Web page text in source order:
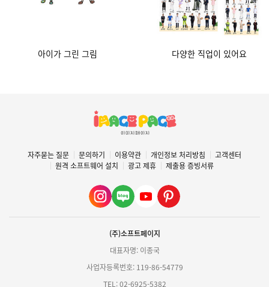
아이가 그린 그림 다양한 직업이 있어요
자주묻는 질문 문의하기 이용약관 개인정보 처리방침
고객센터
원격 소프트웨어 설치
광고 제휴 제출용 증빙서류
(주)소프트페이지
대표자명: 이종국
사업자등록번호: 119-86-54779
TEL: 02-6925-5382